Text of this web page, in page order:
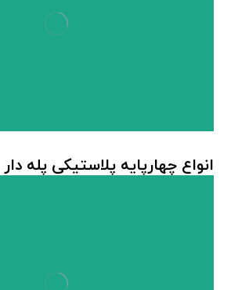
انواع چهارپایه پلاستیکی پله دار